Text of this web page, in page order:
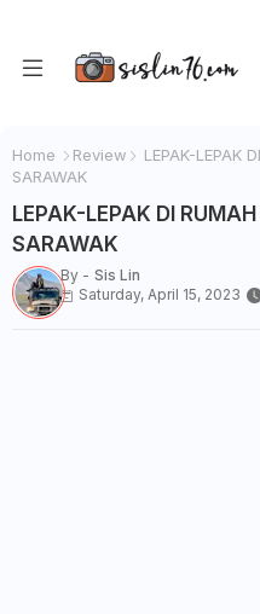
Home Review
LEPAK-LEPAK
SARAWAK
LEPAK-LEPAK DI
SARAWAK
By - Sis Lin
Saturday, April 15, 2023